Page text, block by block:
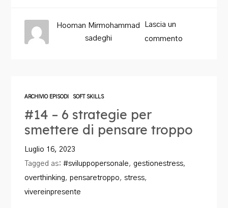
Lascia un
commento
Hooman Mirmohammad
sadeghi
ARCHIVIO EPISODI SOFT SKILLS
#14 – 6 strategie per
smettere di pensare troppo
Luglio 16, 2023
Tagged as:#sviluppopersonale, gestionestress,
overthinking,pensaretroppo,stress,
vivereinpresente